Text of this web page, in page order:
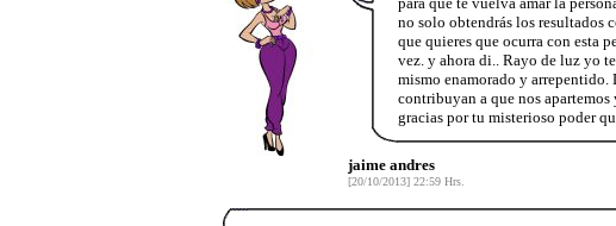
no solo obtendrás los resultados
que quieres que ocurra con esta
vez. y ahora di.. Rayo de luz yo
mismo enamorado y arrepentido.
contribuyan a que nos apartemos
gracias por tu misterioso poder
jaime andres
[20/10/2013] 22:59 Hrs.